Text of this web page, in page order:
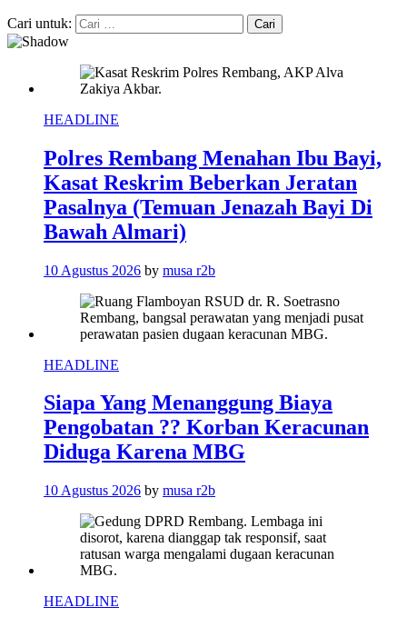
Cari untuk:
HEADLINE
Polres Rembang Menahan Ibu Bayi,
Kasat Reskrim Beberkan Jeratan
Pasalnya (Temuan Jenazah Bayi Di
Bawah Almari)
10 Agustus 2026 by musa r2b
HEADLINE
Siapa Yang Menanggung Biaya
Pengobatan ?? Korban Keracunan
Diduga Karena MBG
10 Agustus 2026 by musa r2b
HEADLINE